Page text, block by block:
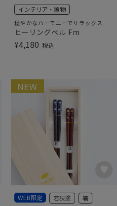
インテリア・置物
穏やかなハーモニーでリラックス
ヒーリングベル Fm
¥4,180 税込
WEB限定
NEW
若狭塗 箸